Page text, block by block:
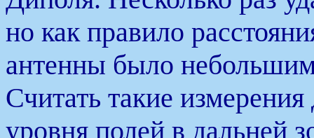
но как правило
антенны было
Считать такие
уровня полей в дальней